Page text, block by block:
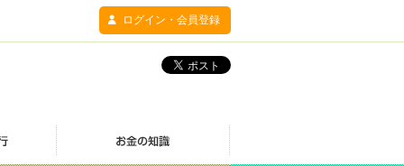
ログイン・会員登録